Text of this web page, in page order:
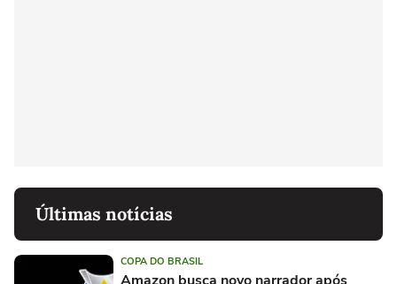
Últimas notícias
COPA DO BRASIL